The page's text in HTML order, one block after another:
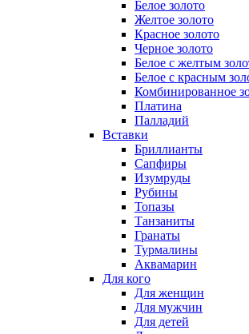
Белое золото
Желтое золото
Красное золото
Черное золото
Белое с желтым
Белое с красным
Комбинированное
Платина
Палладий
Вставки
Бриллианты
Сапфиры
Изумруды
Рубины
Топазы
Танзаниты
Гранаты
Турмалины
Аквамарин
Для кого
Для женщин
Для мужчин
Для детей